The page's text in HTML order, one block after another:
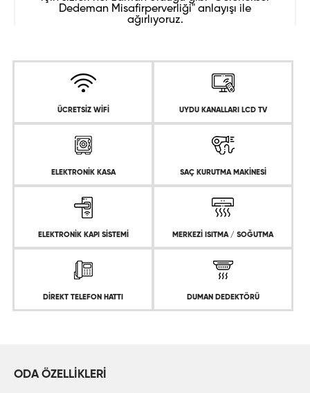
Dedeman Misafirperverliği" anlayışı ile
ağırlıyoruz.
ÜCRETSİZ WİFİ UYDU KANALLARI LCD TV
ELEKTRONİK KASA SAÇ KURUTMA MAKİNESİ
ELEKTRONİK KAPI SİSTEMİ MERKEZİ ISITMA / SOĞUTMA
DİREKT TELEFON HATTI DUMAN DEDEKTÖRÜ
ODA ÖZELLİKLERİ